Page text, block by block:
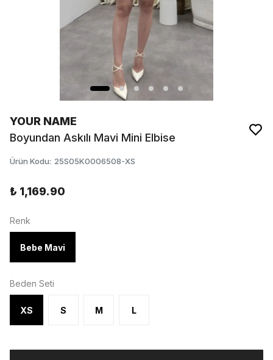
YOUR NAME
Boyundan Askılı Mavi Mini Elbise
Ürün Kodu: 25S05K0006508-XS
₺ 1,169.90
Renk
Bebe Mavi
Beden Seti
XS S M L